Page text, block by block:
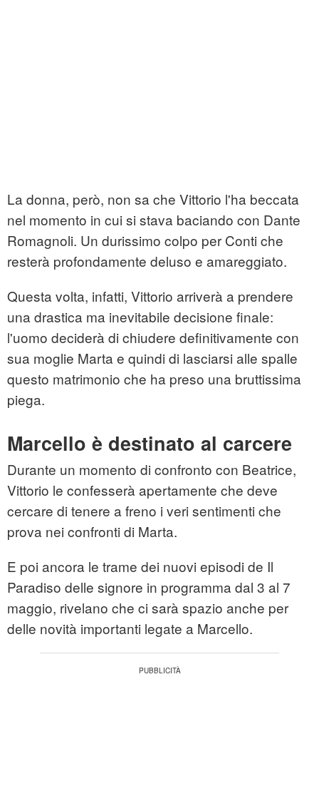
La donna, però, non sa che Vittorio l'ha beccata
nel momento in cui si stava baciando con Dante
Romagnoli. Un durissimo colpo per Conti che
resterà profondamente deluso e amareggiato.
Questa volta, infatti, Vittorio arriverà a prendere
una drastica ma inevitabile decisione finale:
l'uomo deciderà di chiudere definitivamente con
sua moglie Marta e quindi di lasciarsi alle spalle
questo matrimonio che ha preso una bruttissima
piega.
Marcello è destinato al carcere
Durante un momento di confronto con Beatrice,
Vittorio le confesserà apertamente che deve
cercare di tenere a freno i veri sentimenti che
prova nei confronti di Marta.
E poi ancora le trame dei nuovi episodi de Il
Paradiso delle signore in programma dal 3 al 7
maggio, rivelano che ci sarà spazio anche per
delle novità importanti legate a Marcello.